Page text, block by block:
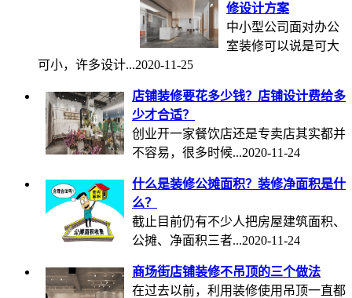
修设计方案
中小型公司面对办公
室装修可以说是可大
可小，许多设计...2020-11-25
店铺装修要花多少钱？店铺设计费给多
少才合适？
创业开一家餐饮店还是专卖店其实都并
不容易，很多时候...2020-11-24
什么是装修公摊面积？装修净面积是什
么？
截止目前仍有不少人把房屋建筑面积、
公摊、净面积三者...2020-11-24
商场街店铺装修不吊顶的三个做法
在过去以前，利用装修使用吊顶一直都